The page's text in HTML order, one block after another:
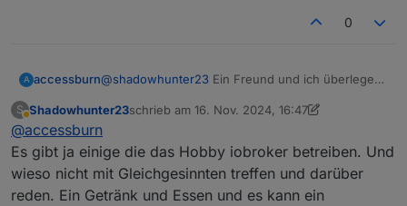
0
A accessburn@shadowhunter23 Ein Freund und ich überlegen
S
Abwesend
Shadowhunter23schrieb am 16. Nov. 2024, 16:47
zuletzt editiert von Shadowhunter23
@accessburn
Es gibt ja einige die das Hobby iobroker betreiben. Und
wieso nicht mit Gleichgesinnten treffen und darüber
reden. Ein Getränk und Essen und es kann ein